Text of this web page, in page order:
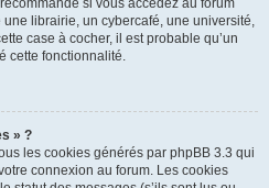
si vous accédez au forum
librairie, un cybercafé, une université,
case à cocher, il est probable qu’un
cette fonctionnalité.
» ?
les cookies générés par phpBB 3.3 qui
connexion au forum. Les cookies